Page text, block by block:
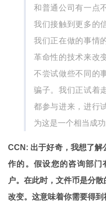
和普通公司有一点
我们接触到更多的
我们正在做的事情
革命性的技术来改
不尝试做些不同的
骗子。我们正试着
都参与进来，进行
为这是一个相当成功
CCN: 出于好奇，我想了解
作的。假设您的咨询部
户。在此时，文件币是分
改变。这意味着你需要得